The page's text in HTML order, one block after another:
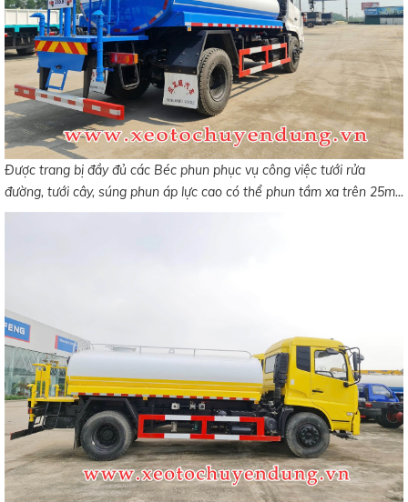
Được trang bị đầy đủ các Béc phun phục vụ công việc tưới rửa
đường, tưới cây, súng phun áp lực cao có thể phun tầm xa trên 25m...